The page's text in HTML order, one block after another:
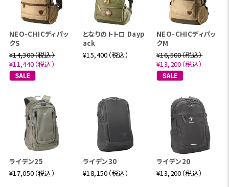
NEO-CHICディパッ
クS
¥14,300（税込）
¥11,440（税込）
となりのトトロ Dayp
ack
¥15,400（税込）
NEO-CHICディパッ
クM
¥16,500（税込）
¥13,200（税込）
ライデン25
¥17,050（税込）
ライデン30
¥18,150（税込）
ライデン20
¥13,200（税込）